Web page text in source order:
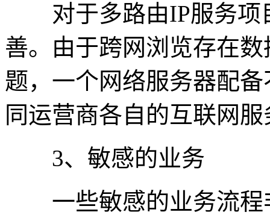
对于多路由IP服务项
善。由于跨网浏览存在
题，一个网络服务器配
同运营商各自的互联网
3、敏感的业务
一些敏感的业务流程